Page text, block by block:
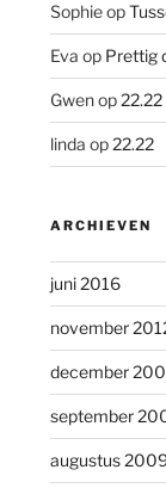
Sophieop
Eva op Prettig
Gwenop22.22
linda op22.22
ARCHIEVEN
juni 2016
november
december
september
augustus